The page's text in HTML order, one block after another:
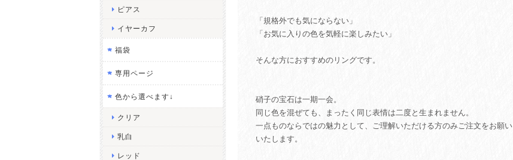
「規格外でも気にならない」
「お気に入りの色を気軽に楽しみたい」
そんな方におすすめのリングです。
硝子の宝石は一期一会。
同じ色を混ぜても、まったく同じ表情は二度と生まれません。
一点ものならではの魅力として、ご理解いただける方のみご注文をお願い
いたします。
ピアス
イヤーカフ
福袋
専用ページ
色から選べます↓
クリア
乳白
レッド